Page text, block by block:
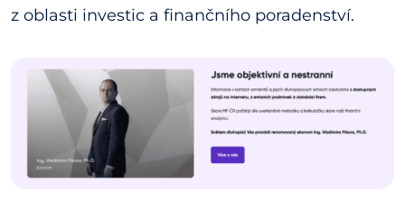
z oblasti investic a finančního poradenství.